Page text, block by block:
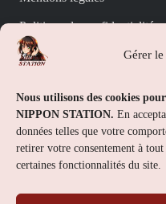
Gérer
Nous utilisons des cookies
NIPPON STATION. En
données telles que votre
retirer votre consentement à
certaines fonctionnalités du site.
Politique de confidentialité
Politique de cookies (UE)
Nippon
À propos